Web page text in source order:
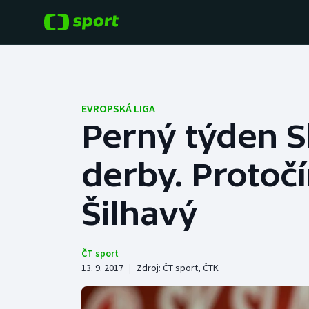
Hokej
Tenis
Atletika
Baseball a softbal
Basketbal
EVROPSKÁ LIGA
Perný týden
derby.
Šilhavý
ČT sport
13. 9. 2017 | Zdroj: ČT sport, ČTK